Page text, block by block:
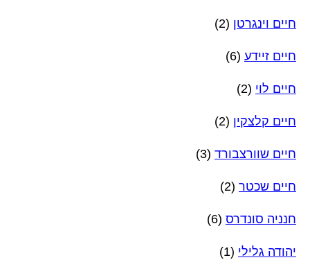
חיים וינגרטן (2)
חיים זיידע (6)
חיים לוי (2)
חיים קלצקין (2)
חיים שוורצבורד (3)
חיים שכטר (2)
חנניה סונדרס (6)
יהודה גלילי (1)